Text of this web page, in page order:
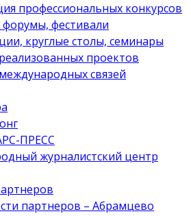
профессиональных конкурсов
форумы, фестивали
круглые столы, семинары
проектов
связей
ПРЕСС
журналистский центр
партнеров – Абрамцево